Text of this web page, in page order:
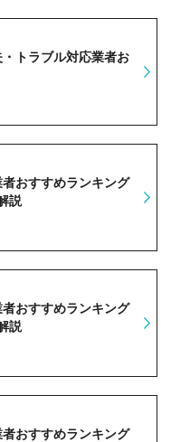
トラブル対応業者お
おすすめランキング
説
おすすめランキング
説
おすすめランキング